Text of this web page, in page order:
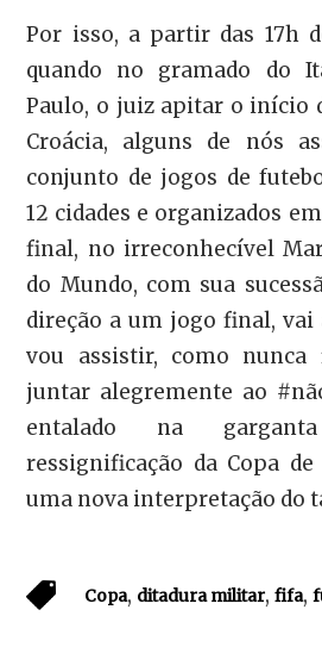
Por isso, a partir das 17h
quando no gramado do
Paulo, o juiz apitar o início
Croácia, alguns de nós
conjunto de jogos de
12 cidades e organizados
final, no irreconhecível
do Mundo, com sua
direção a um jogo final, vai
vou assistir, como
juntar alegremente ao
entalado na
ressignificação da Copa
uma nova interpretação do
Copa, ditadura militar,fifa,